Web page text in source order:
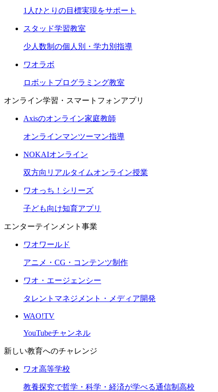
1人ひとりの目標実現をサポート
スタッド学習教室
少人数制の個人別・学力別指導
ワオラボ
ロボットプログラミング教室
オンライン学習・スマートフォンアプリ
Axisのオンライン家庭教師
オンラインマンツーマン指導
NOKAIオンライン
双方向リアルタイムオンライン授業
ワオっち！シリーズ
子ども向け知育アプリ
エンターテインメント事業
ワオワールド
アニメ・CG・コンテンツ制作
ワオ・エージェンシー
タレントマネジメント・メディア開発
WAO!TV
YouTubeチャンネル
新しい教育へのチャレンジ
ワオ高等学校
教養探究で哲学・科学・経済が学べる通信制高校